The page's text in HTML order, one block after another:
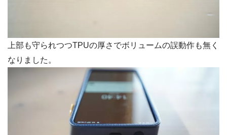
上部も守られつつTPUの厚さでボリュームの誤動作も無く
なりました。